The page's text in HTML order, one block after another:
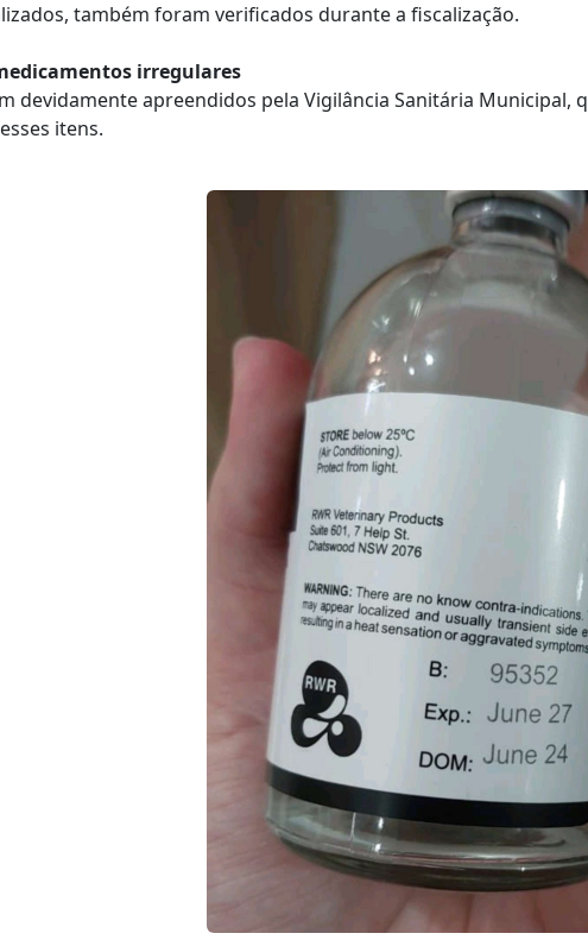
também foram verificados durante a fiscalização.
irregulares
devidamente apreendidos pela Vigilância Sanitária
itens.